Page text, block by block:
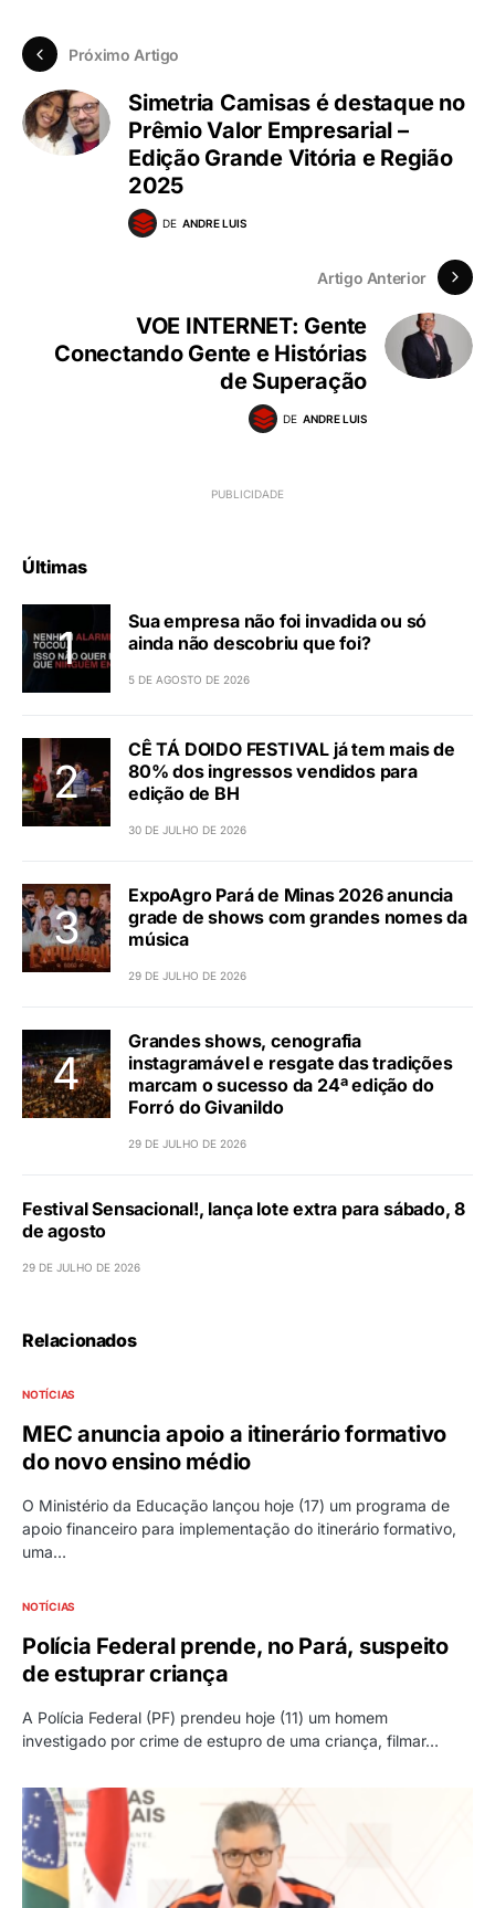
Próximo Artigo
Simetria Camisas é destaque no
Prêmio Valor Empresarial –
Edição Grande Vitória e Região
2025
DE ANDRE LUIS
Artigo Anterior
VOE INTERNET: Gente
Conectando Gente e Histórias
de Superação
DE ANDRE LUIS
Últimas
Sua empresa não foi invadida ou só
ainda não descobriu que foi?
5 DE AGOSTO DE 2026
CÊ TÁ DOIDO FESTIVAL já tem mais de
80% dos ingressos vendidos para
edição de BH
30 DE JULHO DE 2026
ExpoAgro Pará de Minas 2026 anuncia
grade de shows com grandes nomes da
música
29 DE JULHO DE 2026
Grandes shows, cenografia
instagramável e resgate das tradições
marcam o sucesso da 24ª edição do
Forró do Givanildo
29 DE JULHO DE 2026
Festival Sensacional!, lança lote extra para sábado, 8
de agosto
29 DE JULHO DE 2026
Relacionados
NOTÍCIAS
MEC anuncia apoio a itinerário formativo
do novo ensino médio
O Ministério da Educação lançou hoje (17) um programa de
apoio financeiro para implementação do itinerário formativo,
uma…
NOTÍCIAS
Polícia Federal prende, no Pará, suspeito
de estuprar criança
A Polícia Federal (PF) prendeu hoje (11) um homem
investigado por crime de estupro de uma criança, filmar…